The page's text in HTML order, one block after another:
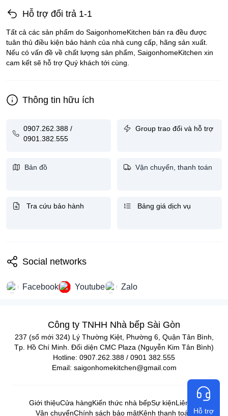
Hỗ trợ đổi trả 1-1
Tất cả các sản phẩm do SaigonhomeKitchen bán ra đều được
tuân thủ điều kiện bảo hành của nhà cung cấp, hãng sản xuất.
Nếu có vấn đề về chất lượng sản phẩm, SaigonhomeKitchen xin
cam kết sẽ hỗ trợ Quý khách tới cùng.
Thông tin hữu ích
0907.262.388 /
0901.382.555
Group trao đổi và hỗ trợ
Bản đồ Vận chuyển, thanh toán
Tra cứu bảo hành Bảng giá dịch vụ
Social networks
Facebook Youtube Zalo
Công ty TNHH Nhà bếp Sài Gòn
237 (số mới 324) Lý Thường Kiệt, Phường 6, Quận Tân Bình,
Tp. Hồ Chí Minh. Đối diện CMC Plaza (Nguyễn Kim Tân Bình)
Hotline: 0907.262.388 / 0901 382.555
Email: saigonhomekitchen@gmail.com
Giới thiệuCửa hàngKiến thức nhà bếpSự kiệnLiên hệ
Vận chuyểnChính sách bảo mậtKênh thanh toán Hỗ trợ